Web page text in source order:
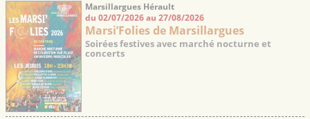
Marsillargues Hérault
du 02/07/2026 au 27/08/2026
Marsi’Folies de Marsillargues
Soirées festives avec marché nocturne et
concerts